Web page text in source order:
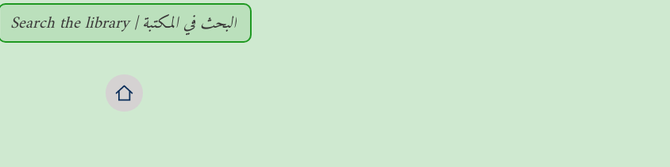
Search the library | البحث في المكتبة